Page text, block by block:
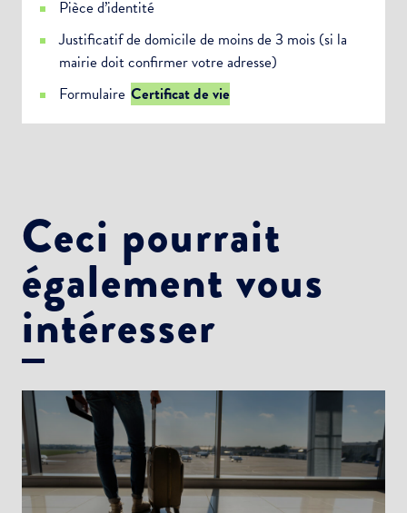
Pièce d’identité
Justificatif de domicile de moins de 3 mois (si la
mairie doit confirmer votre adresse)
Formulaire Certificat de vie
Ceci pourrait
également vous
intéresser
Choisissez votre abonnement :
Alertes Mail